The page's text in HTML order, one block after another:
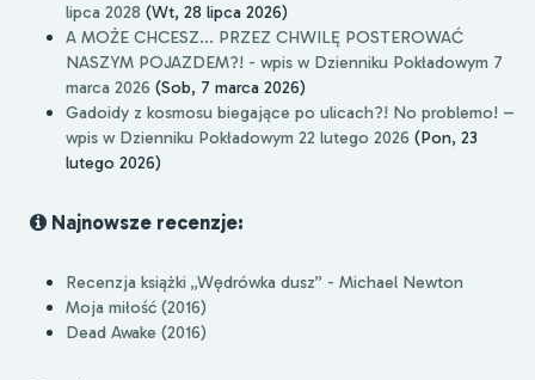
lipca 2028 (Wt, 28 lipca 2026)
A MOŻE CHCESZ... PRZEZ CHWILĘ POSTEROWAĆ
NASZYM POJAZDEM?! - wpis w Dzienniku Pokładowym 7
marca 2026 (Sob, 7 marca 2026)
Gadoidy z kosmosu biegające po ulicach?! No problemo! –
wpis w Dzienniku Pokładowym 22 lutego 2026 (Pon, 23
lutego 2026)
Najnowsze recenzje:
Recenzja książki „Wędrówka dusz” - Michael Newton
Moja miłość (2016)
Dead Awake (2016)